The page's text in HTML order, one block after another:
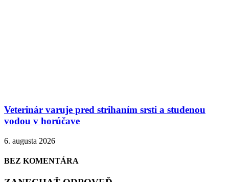
Veterinár varuje pred strihaním srsti a studenou
vodou v horúčave
6. augusta 2026
BEZ KOMENTÁRA